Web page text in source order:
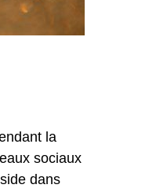
la
sociaux
dans